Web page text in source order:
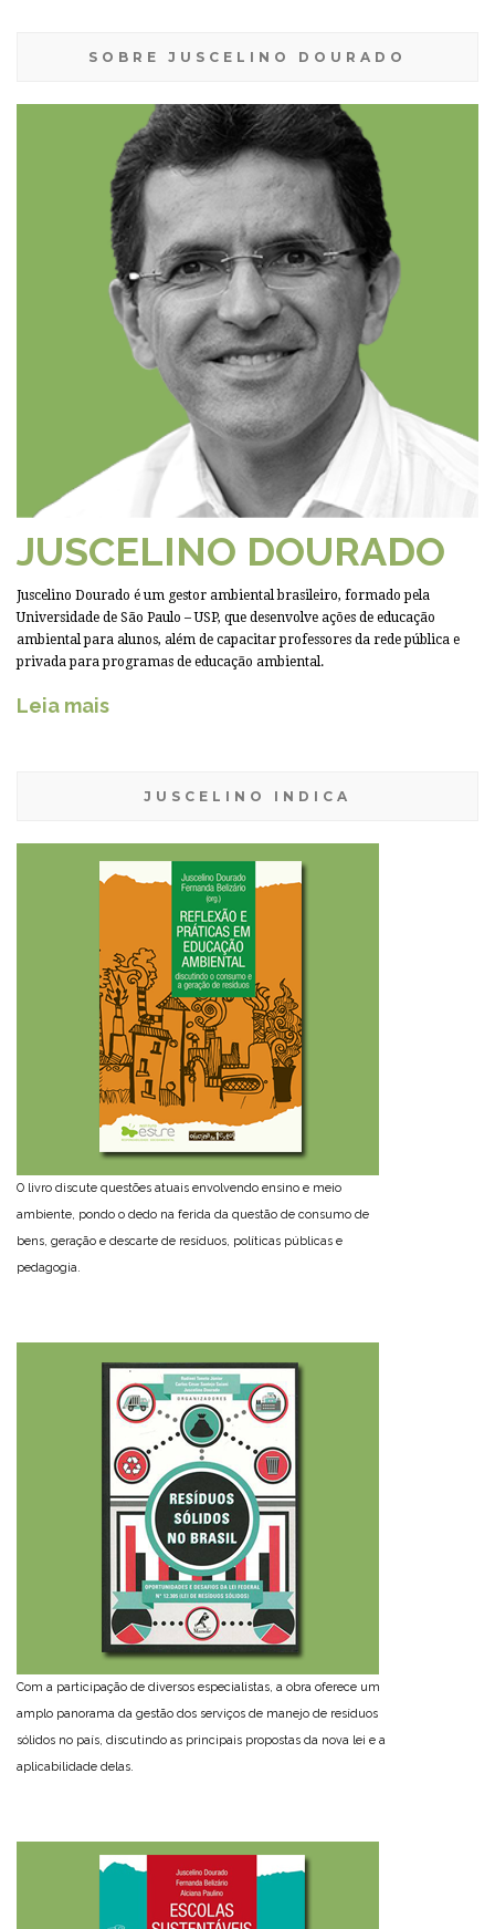
SOBRE JUSCELINO DOURADO
JUSCELINO DOURADO
Juscelino Dourado é um gestor ambiental brasileiro, formado pela
Universidade de São Paulo – USP, que desenvolve ações de educação
ambiental para alunos, além de capacitar professores da rede pública e
privada para programas de educação ambiental.
Leia mais
JUSCELINO INDICA
O livro discute questões atuais envolvendo ensino e meio
ambiente, pondo o dedo na ferida da questão de consumo de
bens, geração e descarte de resíduos, políticas públicas e
pedagogia.
Com a participação de diversos especialistas, a obra oferece um
amplo panorama da gestão dos serviços de manejo de resíduos
sólidos no país, discutindo as principais propostas da nova lei e a
aplicabilidade delas.